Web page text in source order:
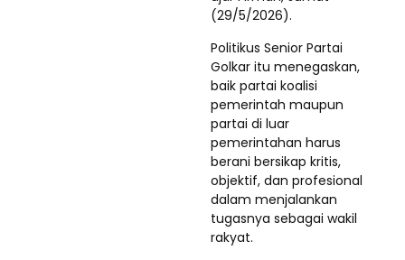
(29/5/2026).
Politikus Senior Partai
Golkar itu menegaskan,
baik partai koalisi
pemerintah maupun
partai di luar
pemerintahan harus
berani bersikap kritis,
objektif, dan profesional
dalam menjalankan
tugasnya sebagai wakil
rakyat.